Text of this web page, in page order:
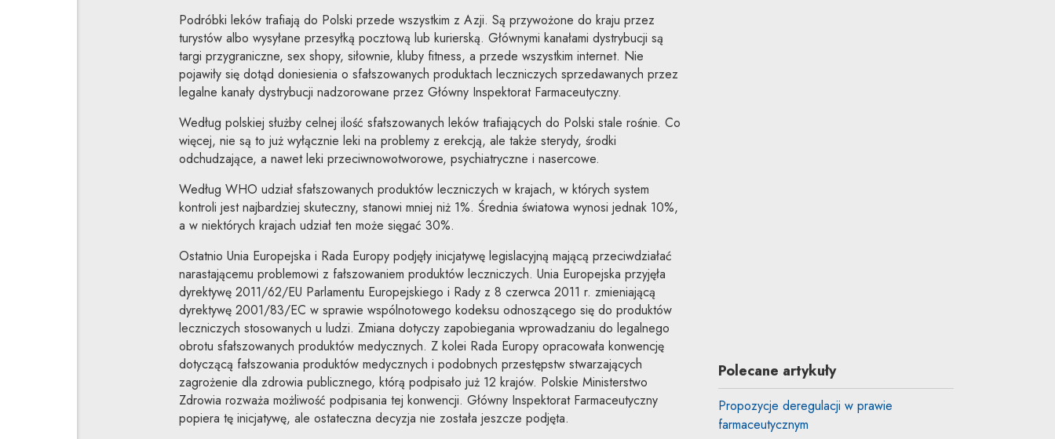
Podróbki leków trafiają do Polski przede wszystkim z Azji. Są przywożone do kraju przez
turystów albo wysyłane przesyłką pocztową lub kurierską. Głównymi kanałami dystrybucji są
targi przygraniczne, sex shopy, siłownie, kluby fitness, a przede wszystkim internet. Nie
pojawiły się dotąd doniesienia o sfałszowanych produktach leczniczych sprzedawanych przez
legalne kanały dystrybucji nadzorowane przez Główny Inspektorat Farmaceutyczny.
Według polskiej służby celnej ilość sfałszowanych leków trafiających do Polski stale rośnie. Co
więcej, nie są to już wyłącznie leki na problemy z erekcją, ale także sterydy, środki
odchudzające, a nawet leki przeciwnowotworowe, psychiatryczne i nasercowe.
Według WHO udział sfałszowanych produktów leczniczych w krajach, w których system
kontroli jest najbardziej skuteczny, stanowi mniej niż 1%. Średnia światowa wynosi jednak 10%,
a w niektórych krajach udział ten może sięgać 30%.
Ostatnio Unia Europejska i Rada Europy podjęły inicjatywę legislacyjną mającą przeciwdziałać
narastającemu problemowi z fałszowaniem produktów leczniczych. Unia Europejska przyjęła
dyrektywę 2011/62/EU Parlamentu Europejskiego i Rady z 8 czerwca 2011 r. zmieniającą
dyrektywę 2001/83/EC w sprawie wspólnotowego kodeksu odnoszącego się do produktów
leczniczych stosowanych u ludzi. Zmiana dotyczy zapobiegania wprowadzaniu do legalnego
obrotu sfałszowanych produktów medycznych. Z kolei Rada Europy opracowała konwencję
dotyczącą fałszowania produktów medycznych i podobnych przestępstw stwarzających
zagrożenie dla zdrowia publicznego, którą podpisało już 12 krajów. Polskie Ministerstwo
Zdrowia rozważa możliwość podpisania tej konwencji. Główny Inspektorat Farmaceutyczny
popiera tę inicjatywę, ale ostateczna decyzja nie została jeszcze podjęta.
Polecane artykuły
Propozycje deregulacji w prawie
farmaceutycznym